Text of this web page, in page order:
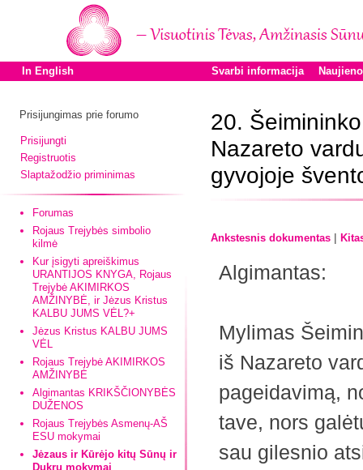
In English Svarbi informacija
Prisijungimas prie forumo
Prisijungti
Registruotis
Slaptažodžio priminimas
Forumas
Rojaus Trejybės simbolio
kilmė
Kur įsigyti apreiškimus
URANTIJOS KNYGA, Rojaus
Trejybė AKIMIRKOS
AMŽINYBĖ, ir Jėzus Kristus
KALBU JUMS VĖL?+
Jėzus Kristus KALBU JUMS
VĖL
Rojaus Trejybė AKIMIRKOS
AMŽINYBĖ
Algimantas KRIKŠČIONYBĖS
DUŽENOS
Rojaus Trejybės Asmenų-AŠ
ESU mokymai
Jėzaus ir Kūrėjo kitų Sūnų ir
Dukrų mokymai
20.
Nazareto
gyvojoje
Ankstesnis dokumentas |
Algimantas:
Mylimas
iš Nazareto
pageidavimą,
tave, nors
sau gilesnio